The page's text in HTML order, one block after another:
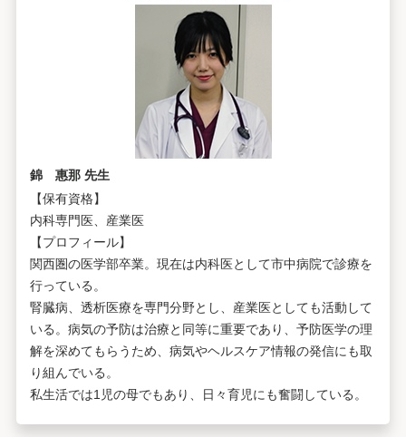
錦 惠那 先生
【保有資格】
内科専門医、産業医
【プロフィール】
関西圏の医学部卒業。現在は内科医として市中病院で診療を
行っている。
腎臓病、透析医療を専門分野とし、産業医としても活動して
いる。病気の予防は治療と同等に重要であり、予防医学の理
解を深めてもらうため、病気やヘルスケア情報の発信にも取
り組んでいる。
私生活では1児の母でもあり、日々育児にも奮闘している。